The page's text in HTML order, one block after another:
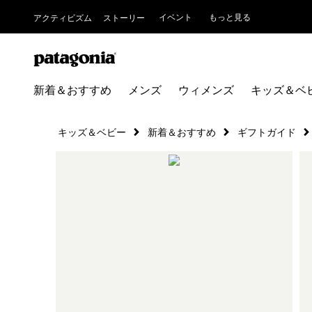
アクティビズム ストーリー イベント もっと見る
新着＆おすすめ メンズ ウィメンズ キッズ＆ベ
キッズ＆ベビー 新着＆おすすめ ギフトガイド